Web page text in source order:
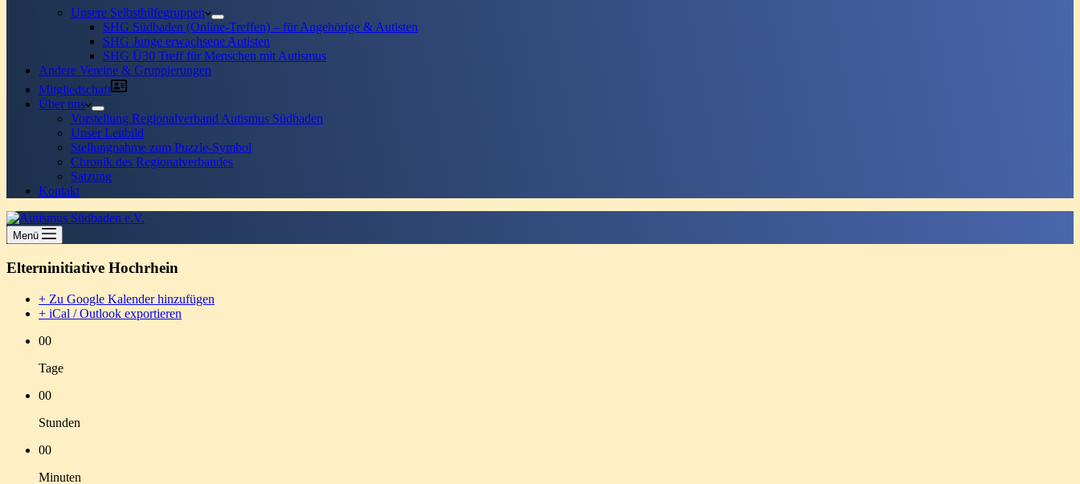
Unsere Selbsthilfegruppen
SHG Südbaden (Online-Treffen) – für Angehörige & Autisten
SHG Junge erwachsene Autisten
SHG Ü30 Treff für Menschen mit Autismus
Andere Vereine & Gruppierungen
Mitgliedschaft
Über uns
Vorstellung Regionalverband Autismus Südbaden
Unser Leitbild
Stellungnahme zum Puzzle-Symbol
Chronik des Regionalverbandes
Satzung
Kontakt
Menü
Elterninitiative Hochrhein
+ Zu Google Kalender hinzufügen
+ iCal / Outlook exportieren
00
Tage
00
Stunden
00
Minuten